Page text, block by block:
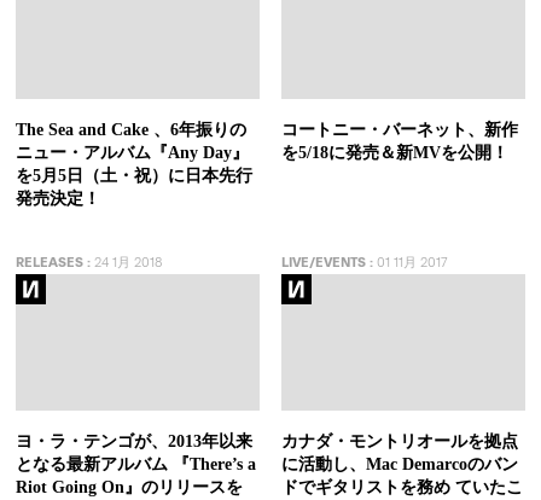
The Sea and Cake 、6年振りの
ニュー・アルバム『Any Day』
を5月5日（土・祝）に日本先行
発売決定！
コートニー・バーネット、新作
を5/18に発売＆新MVを公開！
RELEASES : 24 1月 2018
ヨ・ラ・テンゴが、2013年以来
となる最新アルバム 『There’s a
Riot Going On』のリリースを
LIVE/EVENTS:01 11月 2017
カナダ・モントリオールを拠点
に活動し、Mac Demarcoのバン
ドでギタリストを務め ていたこ